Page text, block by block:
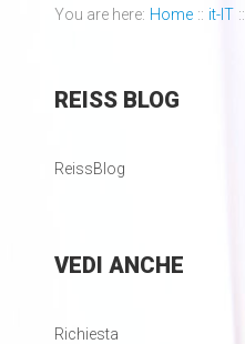
You are here: Home :: it-IT ::
REISSBLOG
ReissBlog
VEDI ANCHE
Richiesta